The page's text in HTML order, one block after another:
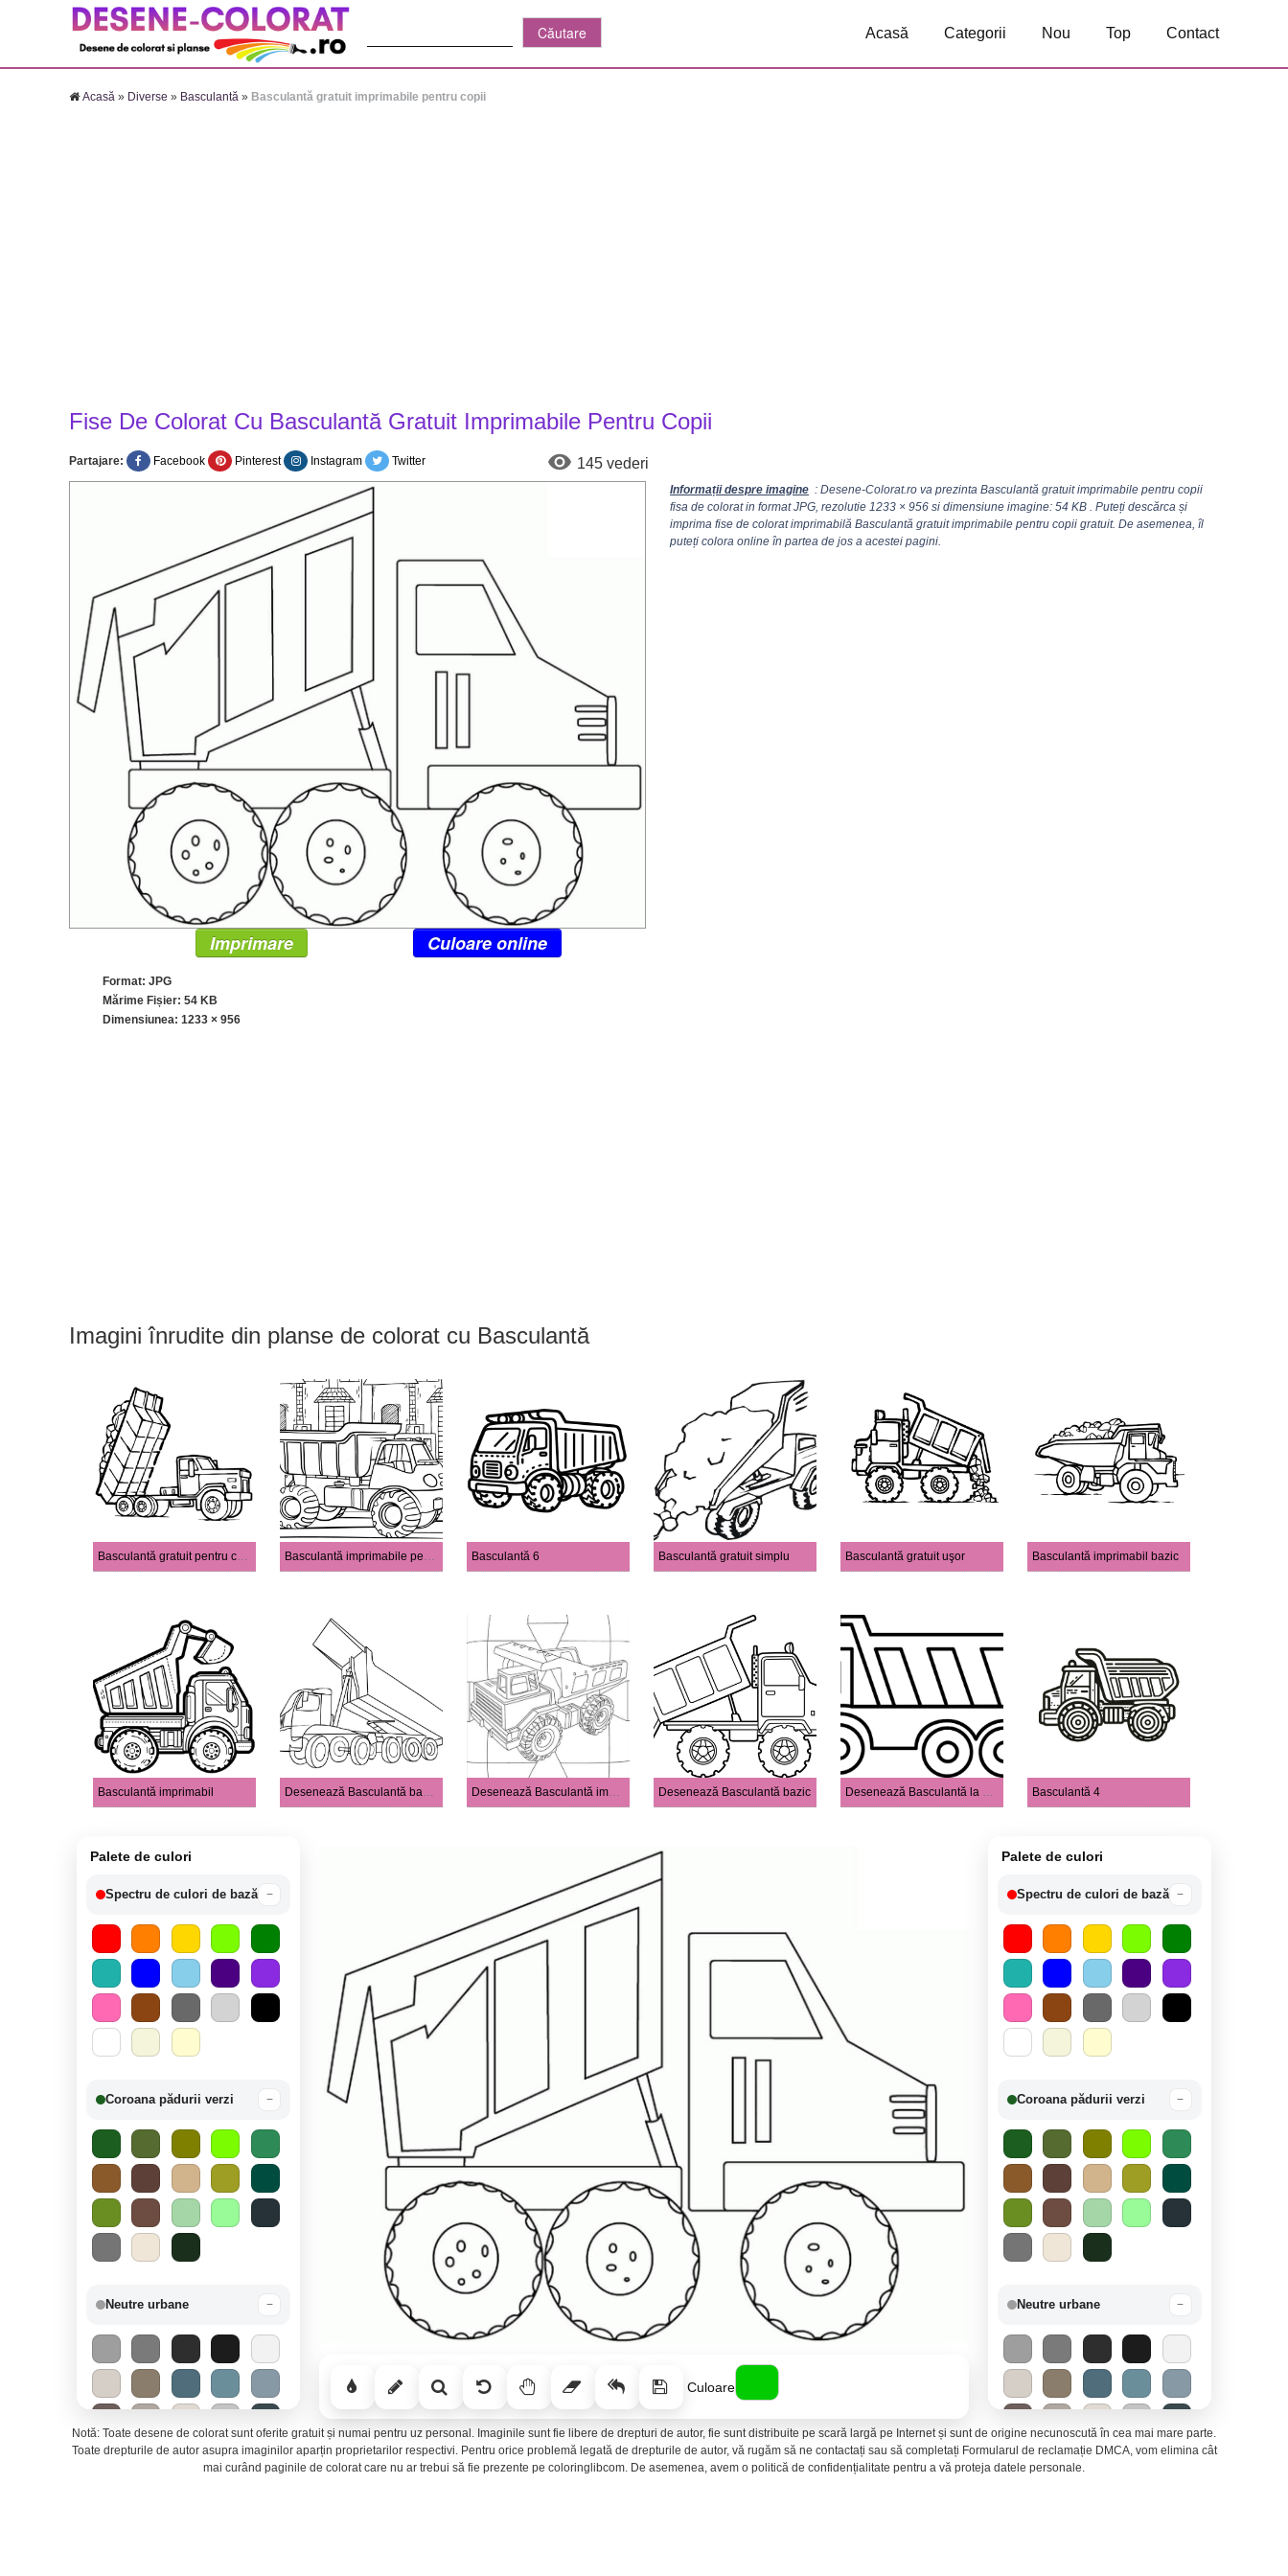
Acasă Categorii Nou Top Contact
Acasă » Diverse » Basculantă » Basculantă gratuit imprimabile pentru copii
Fise De Colorat Cu Basculantă Gratuit Imprimabile Pentru Copii
Partajare: Facebook Pinterest Instagram Twitter 145 vederi
Informații despre imagine : Desene-Colorat.ro va prezinta Basculantă gratuit imprimabile pentru copii
fisa de colorat in format JPG, rezolutie 1233 × 956 si dimensiune imagine: 54 KB . Puteți descărca și
imprima fise de colorat imprimabilă Basculantă gratuit imprimabile pentru copii gratuit. De asemenea, îl
puteți colora online în partea de jos a acestei pagini.
Imprimare Culoare online
Format: JPG
Mărime Fișier: 54 KB
Dimensiunea: 1233 × 956
Imagini înrudite din planse de colorat cu Basculantă
Basculantă gratuit pentru copii Basculantă imprimabile pentru copii Basculantă 6 Basculantă gratuit simplu Basculantă gratuit uşor Basculantă imprimabil bazic
Basculantă imprimabil Desenează Basculantă bazic la copii Desenează Basculantă imprimabile pentru copii Desenează Basculantă bazic Desenează Basculantă la copii Basculantă 4
Palete de culori
Spectru de culori de bază −
Coroana pădurii verzi −
Neutre urbane −
Culoare
Palete de culori
Spectru de culori de bază −
Coroana pădurii verzi −
Neutre urbane −
Notă: Toate desene de colorat sunt oferite gratuit și numai pentru uz personal. Imaginile sunt fie libere de drepturi de autor, fie sunt distribuite pe scară largă pe Internet și sunt de origine necunoscută în cea mai mare parte.
Toate drepturile de autor asupra imaginilor aparțin proprietarilor respectivi. Pentru orice problemă legată de drepturile de autor, vă rugăm să ne contactați sau să completați Formularul de reclamație DMCA, vom elimina cât
mai curând paginile de colorat care nu ar trebui să fie prezente pe coloringlibcom. De asemenea, avem o politică de confidențialitate pentru a vă proteja datele personale.